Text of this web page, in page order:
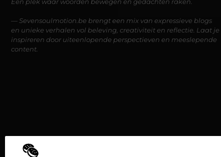
Een plek waar woorden bewegen en gedachten raken.
— Sevensoulmotion.be brengt een mix van expressieve blogs
en unieke verhalen vol beleving, creativiteit en reflectie. Laat je
inspireren door uiteenlopende perspectieven en meeslepende
content.